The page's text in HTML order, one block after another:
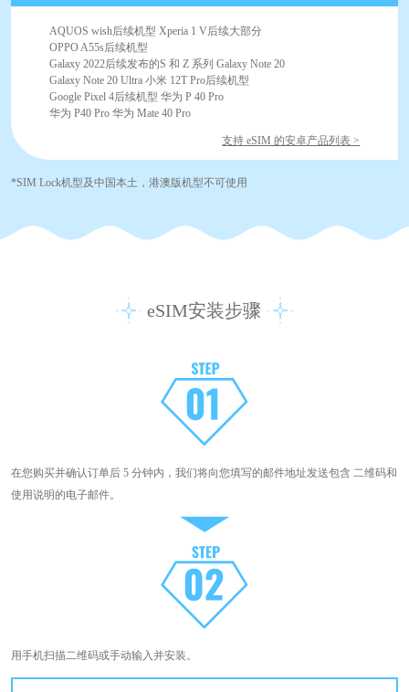
AQUOS wish后续机型 Xperia 1 V后续大部分
OPPO A55s后续机型
Galaxy 2022后续发布的S 和 Z 系列 Galaxy Note 20
Galaxy Note 20 Ultra 小米 12T Pro后续机型
Google Pixel 4后续机型 华为 P 40 Pro
华为 P40 Pro 华为 Mate 40 Pro
支持 eSIM 的安卓产品列表 >
*SIM Lock机型及中国本土，港澳版机型不可使用
eSIM安装步骤
在您购买并确认订单后 5 分钟内，我们将向您填写的邮件地址发送包含 二维码和
使用说明的电子邮件。
用手机扫描二维码或手动输入并安装。